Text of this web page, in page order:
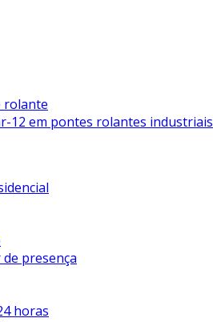
rolante
12 em pontes rolantes industriais
presença
horas